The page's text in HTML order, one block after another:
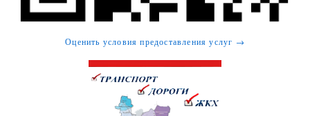
Оценить условия предоставления услуг →